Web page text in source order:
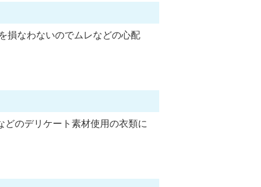
損なわないのでムレなどの心配
のデリケート素材使用の衣類に